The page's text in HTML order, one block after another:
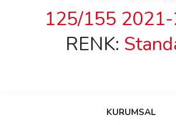
125/155
RENK:
Bu ürüne ilk yorumu siz yapın!
KURUMSAL